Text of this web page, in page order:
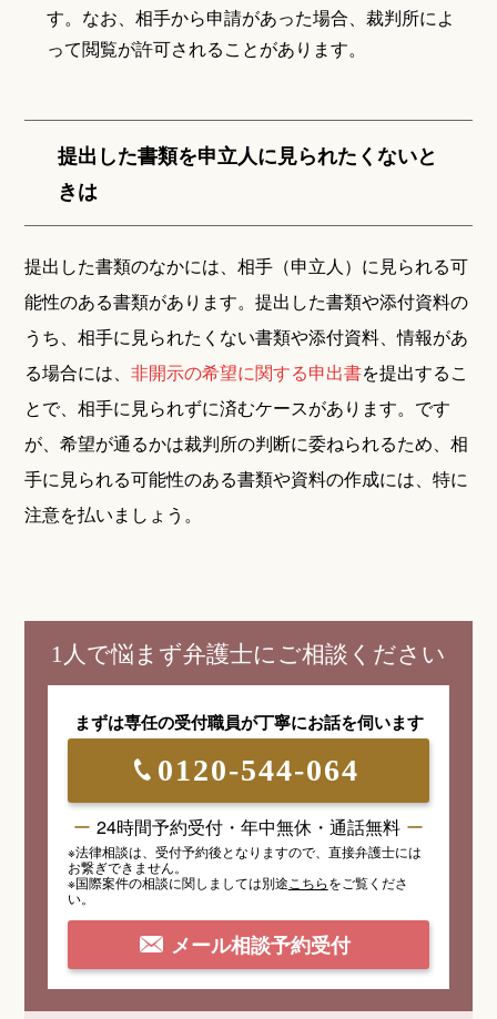
す。なお、相手から申請があった場合、裁判所によ
って閲覧が許可されることがあります。
提出した書類を申立人に見られたくないと
きは
提出した書類のなかには、相手（申立人）に見られる可
能性のある書類があります。提出した書類や添付資料の
うち、相手に見られたくない書類や添付資料、情報があ
る場合には、非開示の希望に関する申出書を提出するこ
とで、相手に見られずに済むケースがあります。です
が、希望が通るかは裁判所の判断に委ねられるため、相
手に見られる可能性のある書類や資料の作成には、特に
注意を払いましょう。
1人で悩まず弁護士にご相談ください
まずは専任の受付職員が丁寧にお話を伺います
0120-544-064
24時間予約受付・年中無休・通話無料
※法律相談は、受付予約後となりますので、 直接弁護士には
お繋ぎできません。
※国際案件の相談に関しましては別途 こちらをご覧くださ
い。
メール相談予約受付